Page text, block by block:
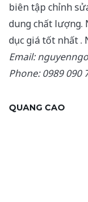
biên tập chỉnh
dung chất lượng.
dục giá tốt nhất .
Email:
Phone: 0989 090
QUANG CAO